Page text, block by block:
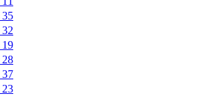
35
32
19
28
37
23